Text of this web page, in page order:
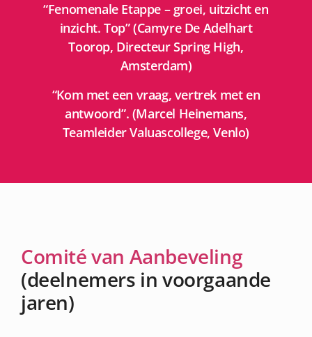
“Fenomenale Etappe – groei, uitzicht en
inzicht. Top” (Camyre De Adelhart
Toorop, Directeur Spring High,
Amsterdam)
“Kom met een vraag, vertrek met en
antwoord”. (Marcel Heinemans,
Teamleider Valuascollege, Venlo)
Comité van Aanbeveling
(deelnemers in voorgaande
jaren)